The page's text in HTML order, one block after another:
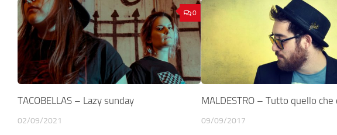
0
TACOBELLAS – Lazy sunday
02/09/2021
MALDESTRO – Tutto quello che
09/09/2017